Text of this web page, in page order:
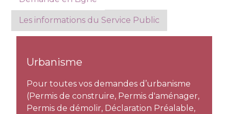
Les informations du Service Public
Urbanisme
Pour toutes vos demandes d’urbanisme
(Permis de construire, Permis d'aménager,
Permis de démolir, Déclaration Préalable,